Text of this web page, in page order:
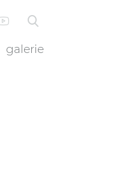
galerie